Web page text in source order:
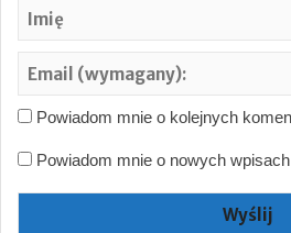
Powiadom mnie o kolejnych
Powiadom mnie o nowych